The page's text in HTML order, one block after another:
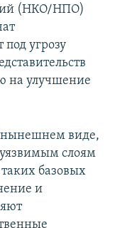
(НКО/НПО)
угрозу
на улучшение
нынешнем виде,
слоям
базовых
и